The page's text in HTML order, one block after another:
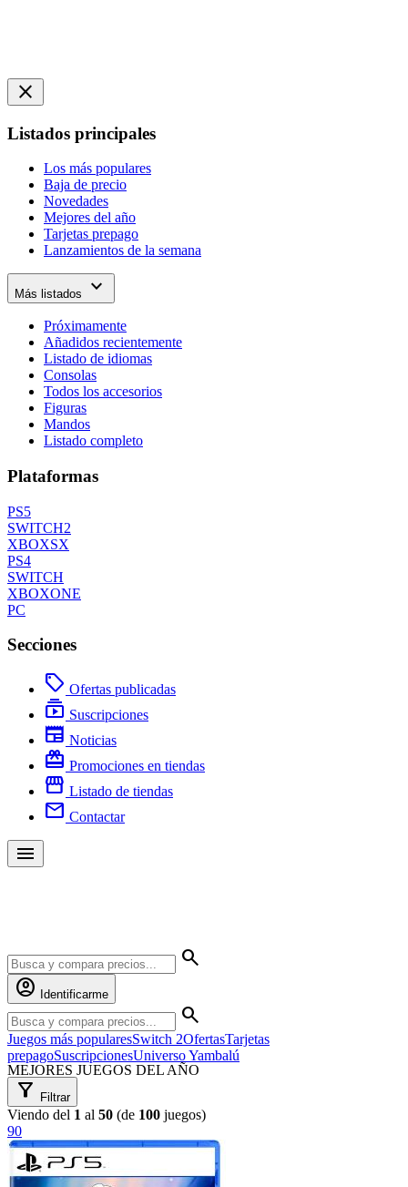
close
Listados principales
Los más populares
Baja de precio
Novedades
Mejores del año
Tarjetas prepago
Lanzamientos de la semana
Más listados expand_more
Próximamente
Añadidos recientemente
Listado de idiomas
Consolas
Todos los accesorios
Figuras
Mandos
Listado completo
Plataformas
PS5
SWITCH2
XBOXSX
PS4
SWITCH
XBOXONE
PC
Secciones
local_offer Ofertas publicadas
subscriptions Suscripciones
newspaper Noticias
redeem Promociones en tiendas
storefront Listado de tiendas
mail Contactar
menu
search
account_circle
Identificarme
search
Juegos más popularesSwitch 2OfertasTarjetas
prepagoSuscripcionesUniverso Yambalú
MEJORES JUEGOS DEL AÑO
filter_alt Filtrar
Viendo del 1 al 50 (de 100 juegos)
90